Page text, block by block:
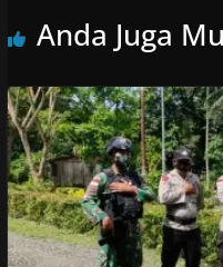
Anda Juga